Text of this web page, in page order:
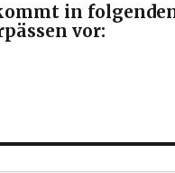
in
vor: